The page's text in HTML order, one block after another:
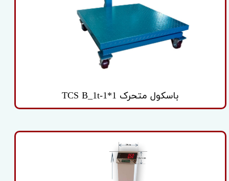
باسکول متحرک TCS B_1t-1*1